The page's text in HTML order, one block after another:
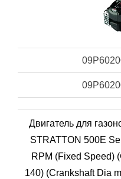
Двигатель для
STRATTON 500E
RPM (Fixed Speed)
140) (Crankshaft Dia